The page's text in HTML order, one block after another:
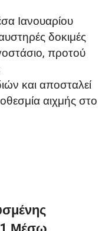
Ιανουαρίου
δοκιμές
προτού
και αποσταλεί
αιχμής στο